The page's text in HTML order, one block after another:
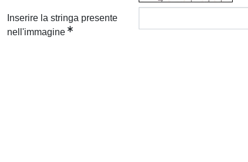
Inserire la stringa presente
nell'immagine